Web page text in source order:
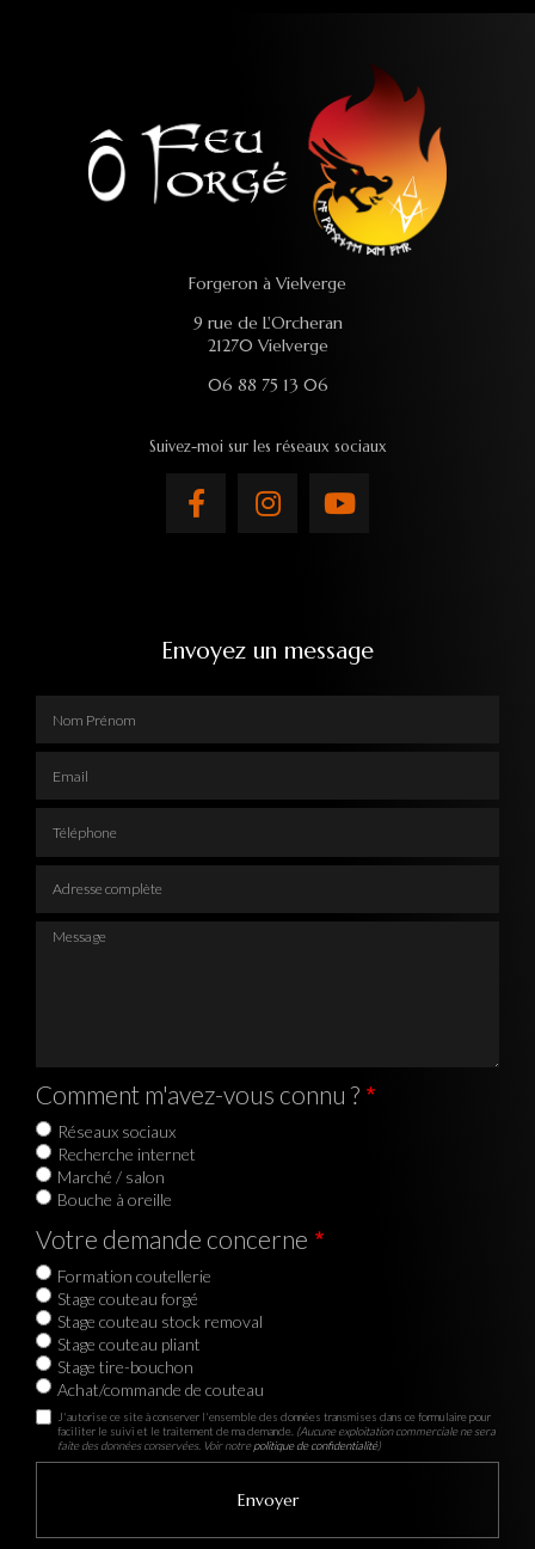
Forgeron à Vielverge
9 rue de L'Orcheran
21270 Vielverge
06 88 75 13 06
Suivez-moi sur les réseaux sociaux
Envoyez un message
Message
Comment m'avez-vous connu ?
Réseaux sociaux
Recherche internet
Marché / salon
Bouche à oreille
Votre demande concerne
Formation coutellerie
Stage couteau forgé
Stage couteau stock removal
Stage couteau pliant
Stage tire-bouchon
Achat/commande de couteau
J'autorise ce site à conserver l'ensemble des données transmises dans ce formulaire pour
faciliter le suivi et le traitement de ma demande. (Aucune exploitation commerciale ne sera
faite des données conservées. Voir notrepolitique de confidentialité)